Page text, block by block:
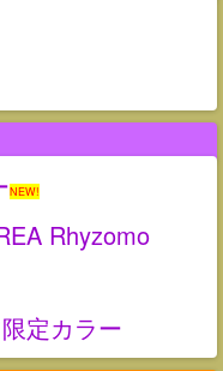
NEW!
Rhyzomo
定カラー